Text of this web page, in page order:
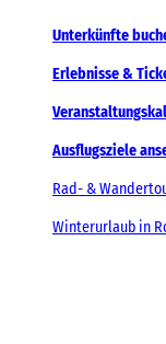
Unterkünfte
Erlebnisse &
Ausflugsziele
Rad- &
Winterurlaub in